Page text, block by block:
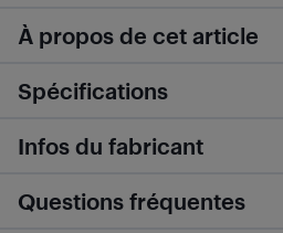
À propos de cet article
Spécifications
Infos du fabricant
Questions fréquentes